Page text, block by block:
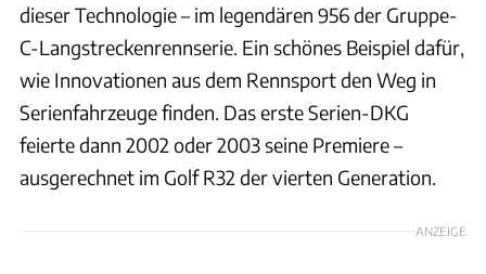
dieser Technologie – im legendären 956 der Gruppe-
C-Langstreckenrennserie. Ein schönes Beispiel dafür,
wie Innovationen aus dem Rennsport den Weg in
Serienfahrzeuge finden. Das erste Serien-DKG
feierte dann 2002 oder 2003 seine Premiere –
ausgerechnet im Golf R32 der vierten Generation.
ANZEIGE